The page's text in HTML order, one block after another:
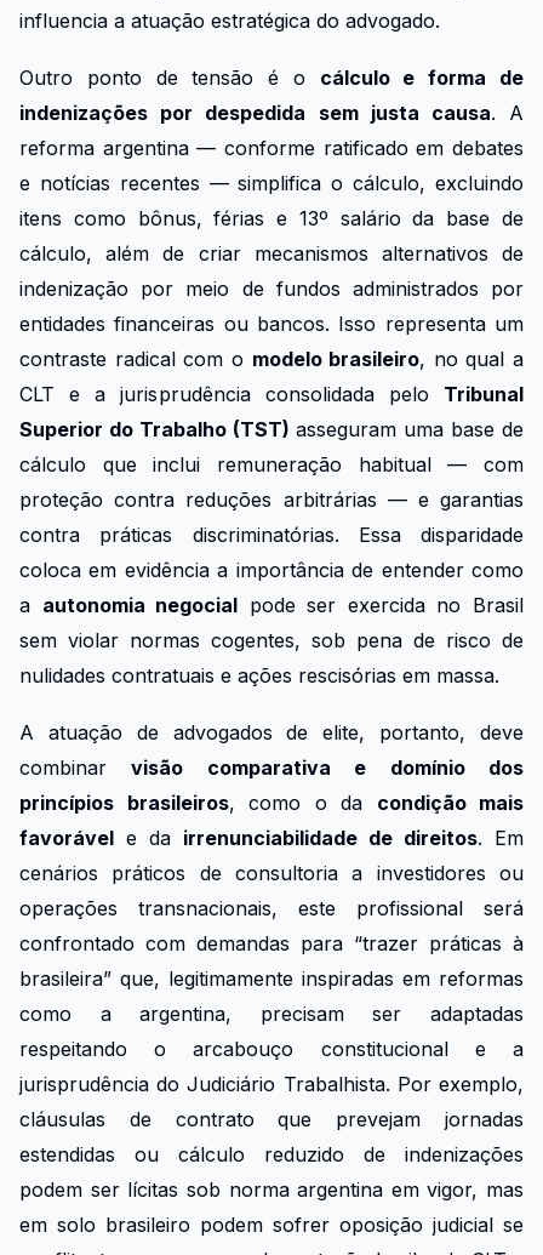
influencia a atuação estratégica do advogado.
Outro ponto de tensão é o cálculo e forma de
indenizações por despedida sem justa causa. A
reforma argentina — conforme ratificado em debates
e notícias recentes — simplifica o cálculo, excluindo
itens como bônus, férias e 13º salário da base de
cálculo, além de criar mecanismos alternativos de
indenização por meio de fundos administrados por
entidades financeiras ou bancos. Isso representa um
contraste radical com o modelo brasileiro, no qual a
CLT e a jurisprudência consolidada pelo Tribunal
Superior do Trabalho (TST) asseguram uma base de
cálculo que inclui remuneração habitual — com
proteção contra reduções arbitrárias — e garantias
contra práticas discriminatórias. Essa disparidade
coloca em evidência a importância de entender como
a autonomia negocial pode ser exercida no Brasil
sem violar normas cogentes, sob pena de risco de
nulidades contratuais e ações rescisórias em massa.
A atuação de advogados de elite, portanto, deve
combinarvisão comparativa e domínio dos
princípios brasileiros, como o da condição mais
favorável e da irrenunciabilidade de direitos. Em
cenários práticos de consultoria a investidores ou
operações transnacionais, este profissional será
confrontado com demandas para “trazer práticas à
brasileira” que, legitimamente inspiradas em reformas
como a argentina, precisam ser adaptadas
respeitando o arcabouço constitucional e a
jurisprudência do Judiciário Trabalhista. Por exemplo,
cláusulas de contrato que prevejam jornadas
estendidas ou cálculo reduzido de indenizações
podem ser lícitas sob norma argentina em vigor, mas
em solo brasileiro podem sofrer oposição judicial se